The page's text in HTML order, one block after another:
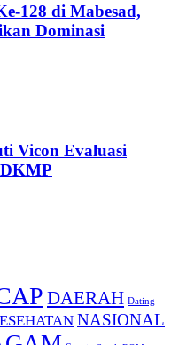
128 di Mabesad,
Dominasi
Vicon Evaluasi
DAERAH Dating
NASIONAL